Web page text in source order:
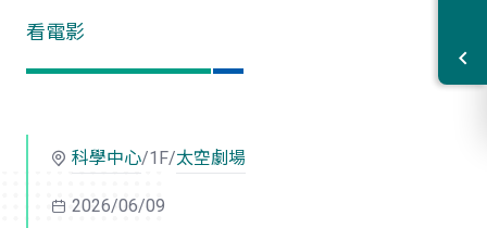
看電影
科學中心/1F/太空劇場
2026/06/09